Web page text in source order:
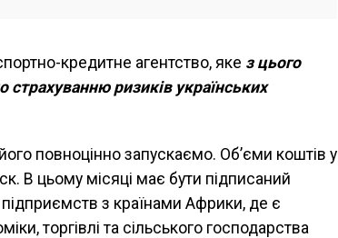
кредитне агентство, яке з цього
страхуванню ризиків українських
повноцінно запускаємо. Об’єми коштів у
В цьому місяці має бути підписаний
з країнами Африки, де є
торгівлі та сільського господарства